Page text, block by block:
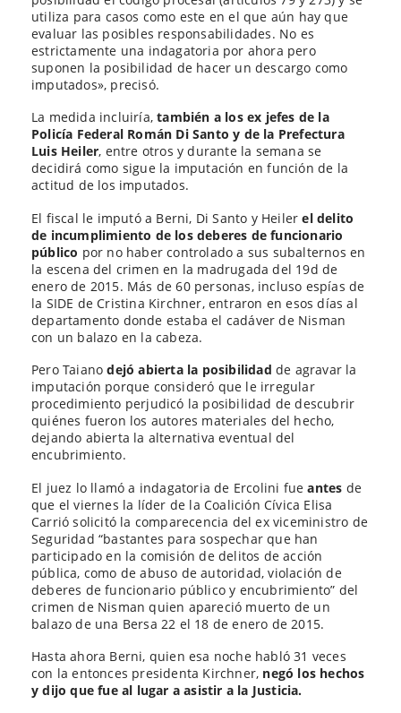
utiliza para casos como este en el que aún hay que
evaluar las posibles responsabilidades. No es
estrictamente una indagatoria por ahora pero
suponen la posibilidad de hacer un descargo como
imputados», precisó.
La medida incluiría,también a los ex jefes de la
Policía Federal Román Di Santo y de la Prefectura
Luis Heiler, entre otros y durante la semana se
decidirá como sigue la imputación en función de la
actitud de los imputados.
El fiscal le imputó a Berni, Di Santo y Heilerel delito
de incumplimiento de los deberes de funcionario
público por no haber controlado a sus subalternos en
la escena del crimen en la madrugada del 19d de
enero de 2015. Más de 60 personas, incluso espías de
la SIDE de Cristina Kirchner, entraron en esos días al
departamento donde estaba el cadáver de Nisman
con un balazo en la cabeza.
Pero Taianodejó abierta la posibilidadde agravar la
imputación porque consideró que le irregular
procedimiento perjudicó la posibilidad de descubrir
quiénes fueron los autores materiales del hecho,
dejando abierta la alternativa eventual del
encubrimiento.
El juez lo llamó a indagatoria de Ercolini fue antes de
que el viernes la líder de la Coalición Cívica Elisa
Carrió solicitó la comparecencia del ex viceministro de
Seguridad “bastantes para sospechar que han
participado en la comisión de delitos de acción
pública, como de abuso de autoridad, violación de
deberes de funcionario público y encubrimiento” del
crimen de Nisman quien apareció muerto de un
balazo de una Bersa 22 el 18 de enero de 2015.
Hasta ahora Berni, quien esa noche habló 31 veces
con la entonces presidenta Kirchner, negó los hechos
y dijo que fue al lugar a asistir a la Justicia.